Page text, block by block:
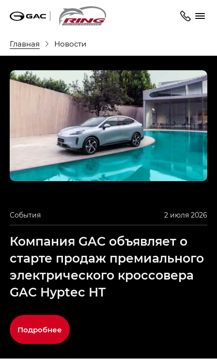
Главная Новости
События 2 июля 2026
Компания GAC объявляет о
старте продаж премиального
электрического кроссовера
GAC Hyptec HT
Подробнее